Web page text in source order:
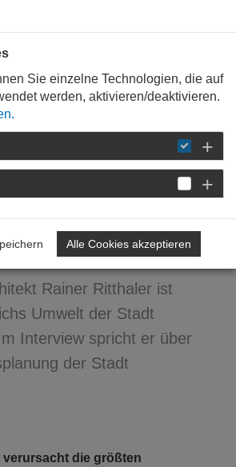
Rainer Ritthaler ist
Umwelt der Stadt
Interview spricht er über
der Stadt
verursacht die größten
Sie einzelne Technologien, die auf
werden, aktivieren/deaktivieren.
Alle Cookies akzeptieren